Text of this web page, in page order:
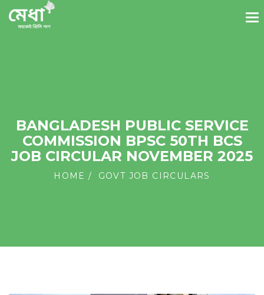
BANGLADESH PUBLIC SERVICE
COMMISSION BPSC 50TH BCS
JOB CIRCULAR NOVEMBER 2025
HOME GOVT JOB CIRCULARS